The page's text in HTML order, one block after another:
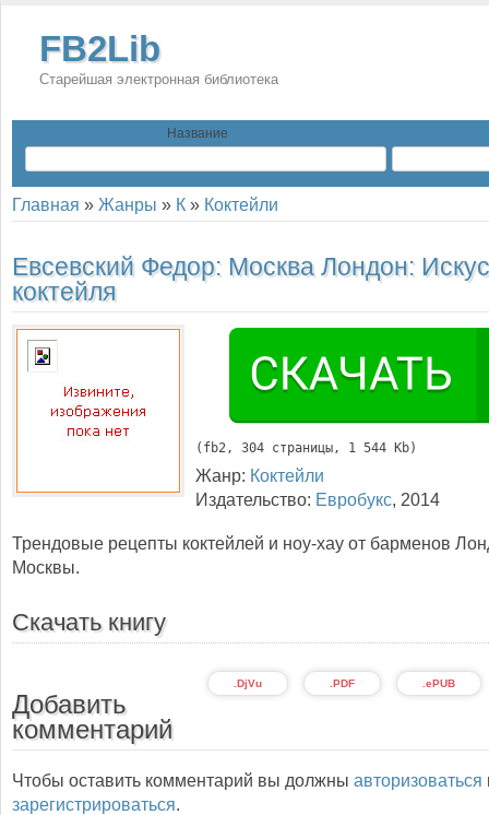
FB2Lib
Старейшая электронная библиотека
Название
Главная » Жанры » К » Коктейли
Евсевский Федор: Москва Лондон:
коктейля
( fb2, 304 страницы, 1 544 Kb)
Жанр: Коктейли
Издательство: Евробукс, 2014
Трендовые рецепты коктейлей и ноу-хау от барменов
Москвы.
Скачать книгу
.ePUB
.PDF
.DjVu
Добавить
комментарий
Чтобы оставить комментарий вы должны авторизоваться
зарегистрироваться.